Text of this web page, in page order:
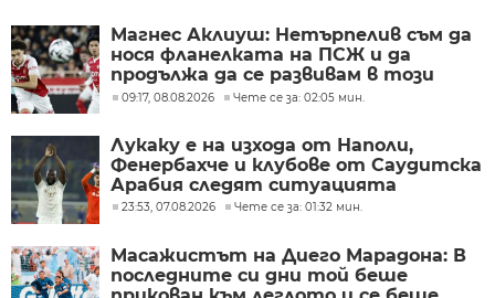
Магнес Аклиуш: Нетърпелив съм да
нося фланелката на ПСЖ и да
продължа да се развивам в този
велик клуб
09:17, 08.08.2026 Чете се за: 02:05 мин.
Лукаку е на изхода от Наполи,
Фенербахче и клубове от Саудитска
Арабия следят ситуацията
23:53, 07.08.2026 Чете се за: 01:32 мин.
Масажистът на Диего Марадона: В
последните си дни той беше